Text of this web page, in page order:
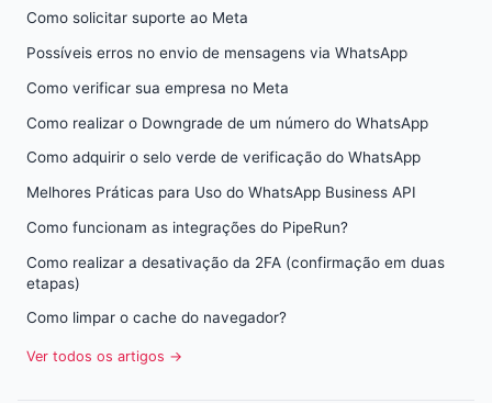
Como solicitar suporte ao Meta
Possíveis erros no envio de mensagens via WhatsApp
Como verificar sua empresa no Meta
Como realizar o Downgrade de um número do WhatsApp
Como adquirir o selo verde de verificação do WhatsApp
Melhores Práticas para Uso do WhatsApp Business API
Como funcionam as integrações do PipeRun?
Como realizar a desativação da 2FA (confirmação em duas
etapas)
Como limpar o cache do navegador?
Ver todos os artigos →